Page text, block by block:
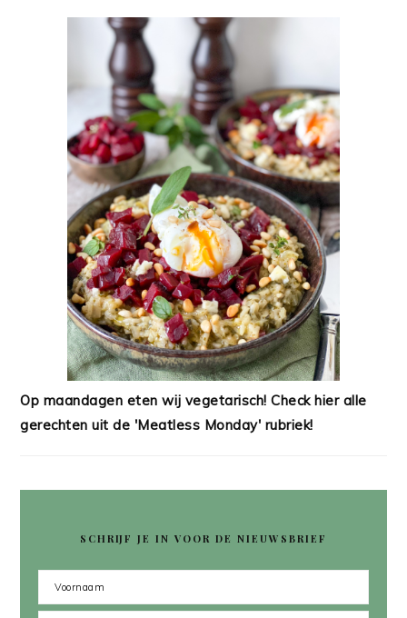
Op maandagen eten wij vegetarisch! Check hier alle
gerechten uit de 'Meatless Monday' rubriek!
SCHRIJF JE IN VOOR DE NIEUWSBRIEF